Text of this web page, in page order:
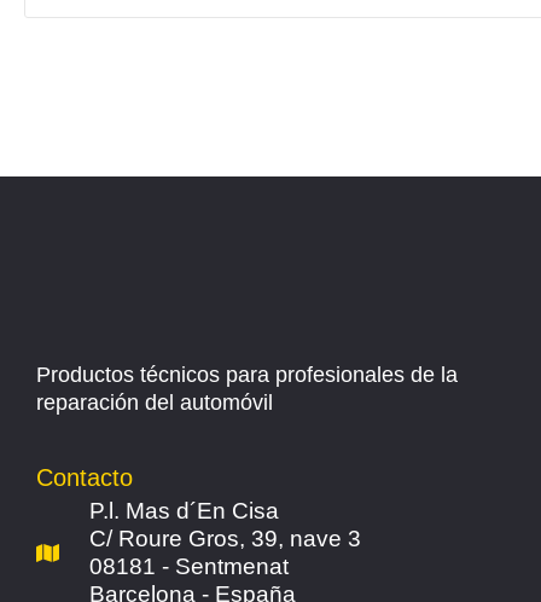
Productos técnicos para profesionales de la
reparación del automóvil
Contacto
P.l. Mas d´En Cisa
C/ Roure Gros, 39, nave 3
08181 - Sentmenat
Barcelona - España